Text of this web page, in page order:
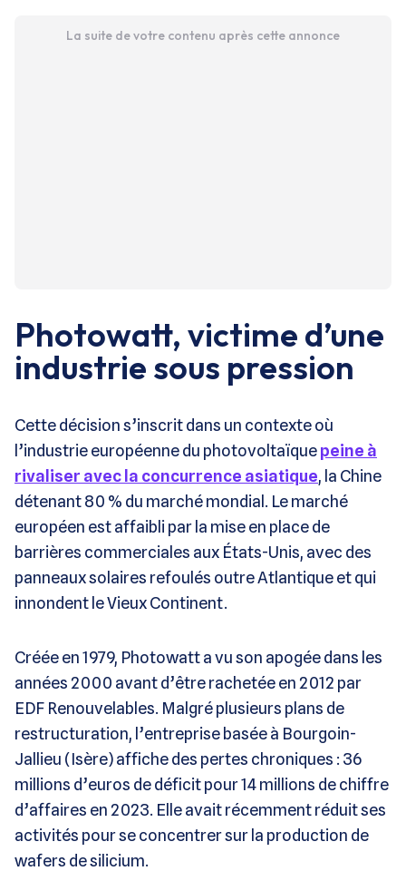
La suite de votre contenu après cette annonce
Photowatt, victime d’une
industrie sous pression
Cette décision s’inscrit dans un contexte où
l’industrie européenne du photovoltaïquepeine à
rivaliser avec la concurrence asiatique, la Chine
détenant 80 % du marché mondial. Le marché
européen est affaibli par la mise en place de
barrières commerciales aux États-Unis, avec des
panneaux solaires refoulés outre Atlantique et qui
innondent le Vieux Continent.
Créée en 1979, Photowatt a vu son apogée dans les
années 2000 avant d’être rachetée en 2012 par
EDF Renouvelables. Malgré plusieurs plans de
restructuration, l’entreprise basée à Bourgoin-
Jallieu (Isère) affiche des pertes chroniques : 36
millions d’euros de déficit pour 14 millions de chiffre
d’affaires en 2023. Elle avait récemment réduit ses
activités pour se concentrer sur la production de
wafers de silicium.